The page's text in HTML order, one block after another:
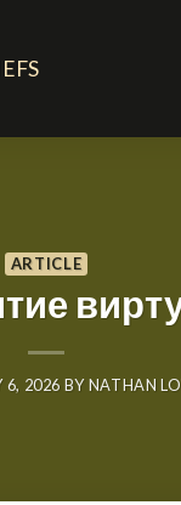
ARTICLE
6, 2026 BYNATHAN